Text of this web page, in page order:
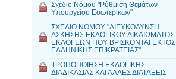
Σχέδιο Νόμου "Ρύθμιση Θεμάτων
Υπουργείου Εσωτερικών"
ΣΧΕΔΙΟ ΝΟΜΟΥ "ΔΙΕΥΚΟΛΥΝΣΗ
ΑΣΚΗΣΗΣ ΕΚΛΟΓΙΚΟΥ ΔΙΚΑΙΩΜΑΤΟΣ
ΕΚΛΟΓΕΩΝ ΠΟΥ ΒΡΙΣΚΟΝΤΑΙ ΕΚΤΟΣ
ΕΛΛΗΝΙΚΗΣ ΕΠΙΚΡΑΤΕΙΑΣ"
ΤΡΟΠΟΠΟΙΗΣΗ ΕΚΛΟΓΙΚΗΣ
ΔΙΑΔΙΚΑΣΙΑΣ ΚΑΙ ΑΛΛΕΣ ΔΙΑΤΑΞΕΙΣ